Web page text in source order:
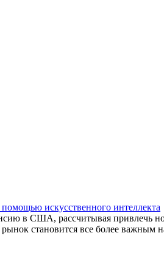
искусственного интеллекта
в США, рассчитывая привлечь
становится все более важным